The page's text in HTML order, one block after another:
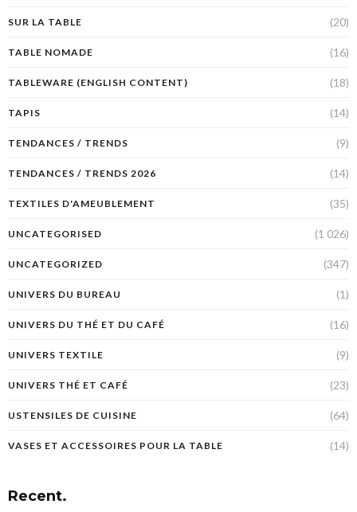
SUR LA TABLE (20)
TABLE NOMADE (16)
TABLEWARE (ENGLISH CONTENT) (18)
TAPIS (14)
TENDANCES / TRENDS (9)
TENDANCES / TRENDS 2026 (14)
TEXTILES D'AMEUBLEMENT (35)
UNCATEGORISED (1 026)
UNCATEGORIZED (347)
UNIVERS DU BUREAU (1)
UNIVERS DU THÉ ET DU CAFÉ (16)
UNIVERS TEXTILE (9)
UNIVERS THÉ ET CAFÉ (23)
USTENSILES DE CUISINE (64)
VASES ET ACCESSOIRES POUR LA TABLE (14)
Recent.